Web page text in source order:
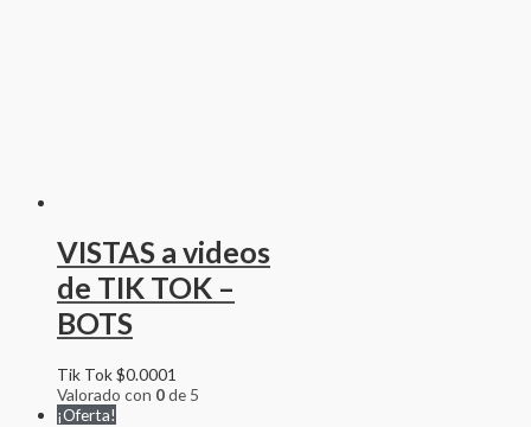
VISTAS a videos
de TIK TOK –
BOTS
Tik Tok$0.0001
Valorado con 0de 5
¡Oferta!